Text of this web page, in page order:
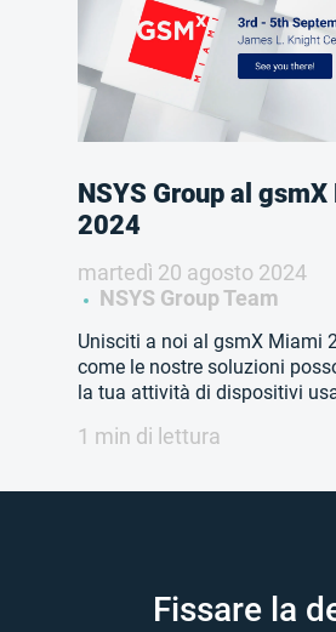
NSYS Group al
2024
martedì 20 agosto 2024
NSYS Group Team
Unisciti a noi al gsmX Miami
come le nostre soluzioni
la tua attività di dispositivi
1 min di lettura
Fissare la